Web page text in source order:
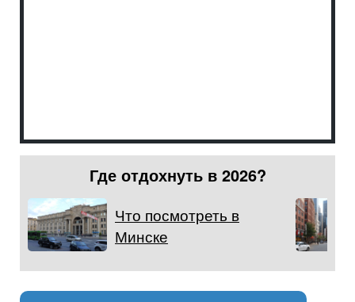
Где отдохнуть в 2026?
Что посмотреть в
Минске